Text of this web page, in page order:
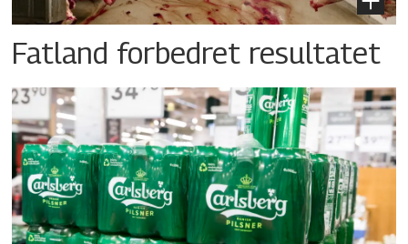
Fatland forbedret resultatet